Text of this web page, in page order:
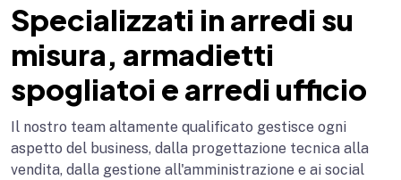
Specializzati in arredi su
misura, armadietti
spogliatoi e arredi ufficio
Il nostro team altamente qualificato gestisce ogni
aspetto del business, dalla progettazione tecnica alla
vendita, dalla gestione all'amministrazione e ai social